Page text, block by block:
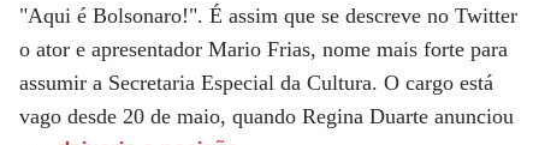
"Aqui é Bolsonaro!". É assim que se descreve no Twitter
o ator e apresentador Mario Frias, nome mais forte para
assumir a Secretaria Especial da Cultura. O cargo está
vago desde 20 de maio, quando Regina Duarte anunciou